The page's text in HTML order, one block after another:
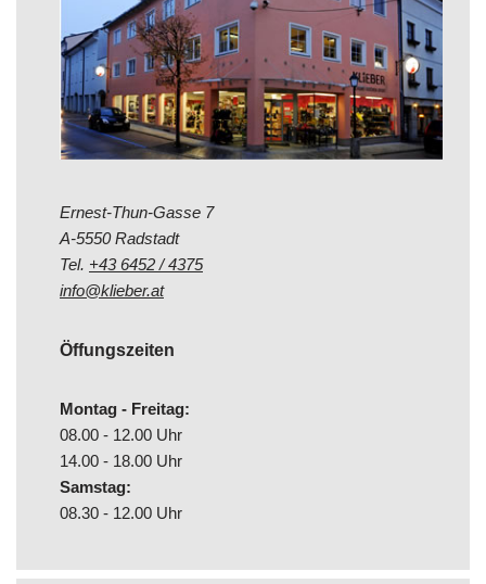
Ernest-Thun-Gasse 7
A-5550 Radstadt
Tel. +43 6452 / 4375
info@klieber.at
Öffungszeiten
Montag - Freitag:
08.00 - 12.00 Uhr
14.00 - 18.00 Uhr
Samstag:
08.30 - 12.00 Uhr